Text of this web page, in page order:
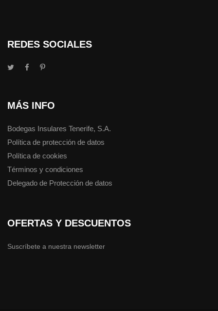
REDES SOCIALES
MÁS INFO
Bodegas Insulares Tenerife, S.A.
Política de protección de datos
Política de cookies
Términos y condiciones
Delegado de Protección de datos
OFERTAS Y DESCUENTOS
Suscríbete a nuestra newsletter